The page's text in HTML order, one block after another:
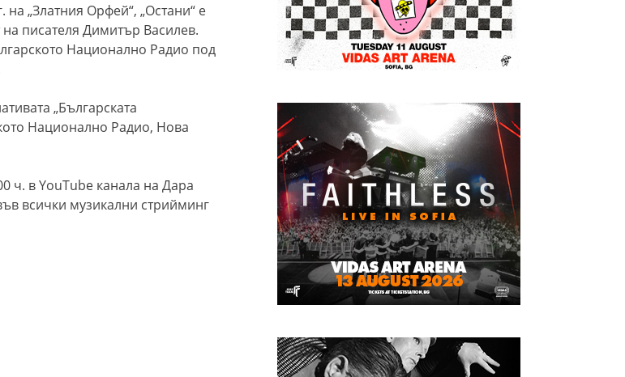
„Златния Орфей“, „Остани“ е
писателя Димитър Василев.
Национално Радио под
„Българската
Национално Радио, Нова
ч. в YouTube канала на Дара
всички музикални стрийминг